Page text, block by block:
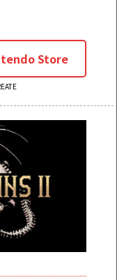
Store